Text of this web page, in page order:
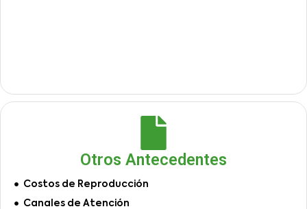
Otros Antecedentes
Costos de Reproducción
Canales de Atención